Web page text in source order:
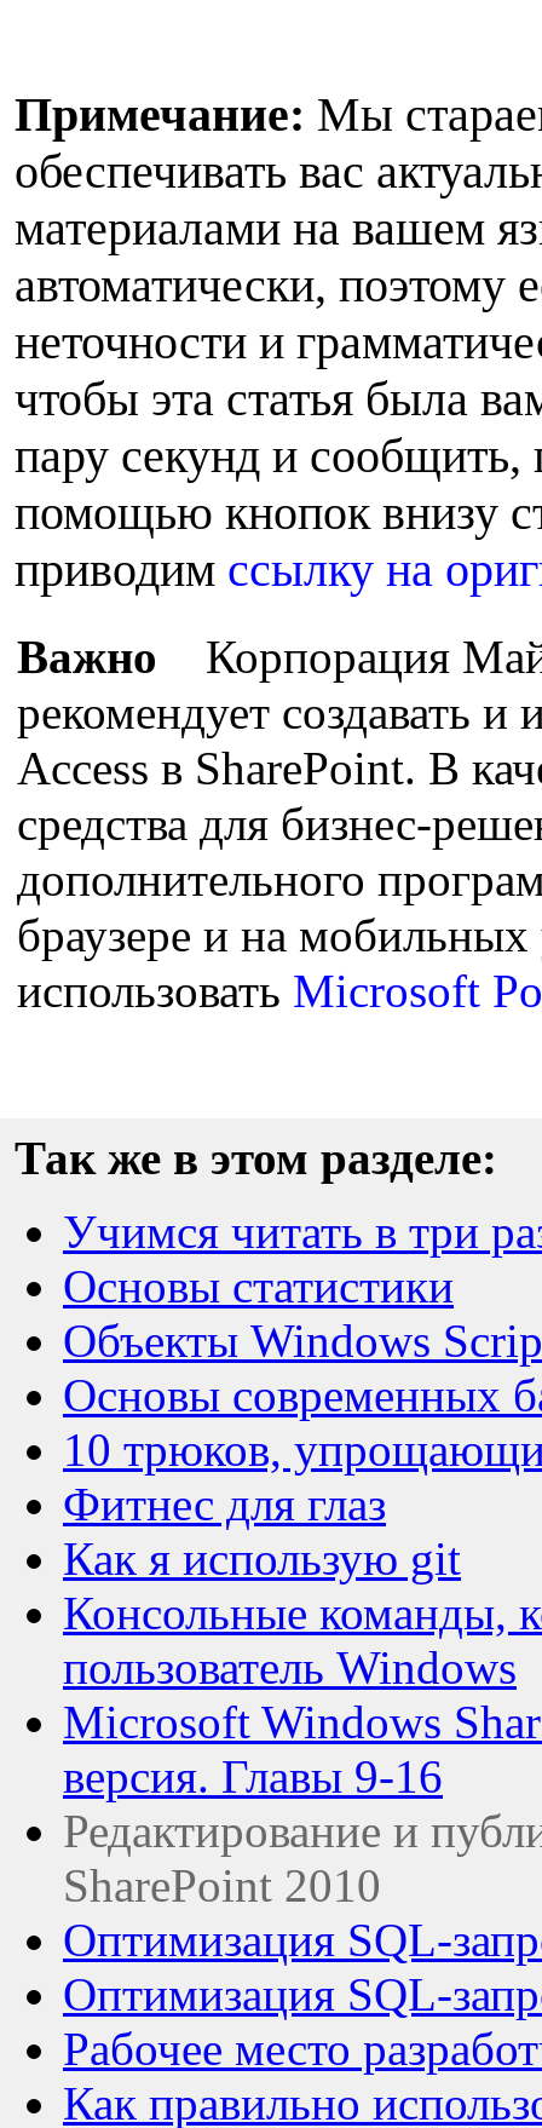
Примечание: Мы
обеспечивать вас
материалами на вашем
автоматически, поэтому
неточности и
чтобы эта статья была
пару секунд и сообщить,
помощью кнопок внизу
приводим ссылку на
Важно Корпорация
рекомендует создавать и
Access в SharePoint. В
средства для бизнес-
дополнительного
браузере и на мобильных
использовать Microsoft
Так же в этом разделе:
Учимся читать в три
Основы статистики
Объекты Windows
Основы современных
10 трюков,
Фитнес для глаз
Как я использую git
Консольные команды,
пользователь Windows
Microsoft Windows
версия. Главы 9-16
Редактирование и
SharePoint 2010
Оптимизация SQL-
Оптимизация SQL-
Рабочее место
Как правильно